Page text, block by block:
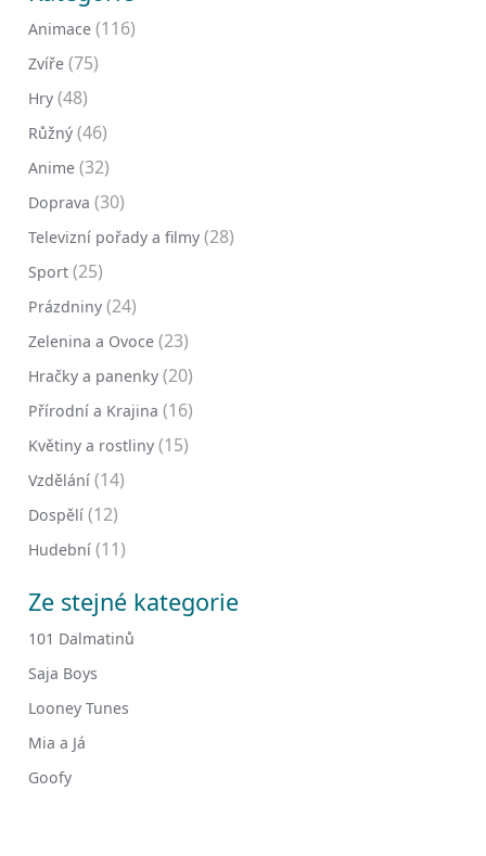
Animace (116)
Zvíře (75)
Hry (48)
Růžný (46)
Anime (32)
Doprava (30)
Televizní pořady a filmy (28)
Sport (25)
Prázdniny (24)
Zelenina a Ovoce (23)
Hračky a panenky (20)
Přírodní a Krajina (16)
Květiny a rostliny (15)
Vzdělání (14)
Dospělí (12)
Hudební (11)
Ze stejné kategorie
101 Dalmatinů
Saja Boys
Looney Tunes
Mia a Já
Goofy